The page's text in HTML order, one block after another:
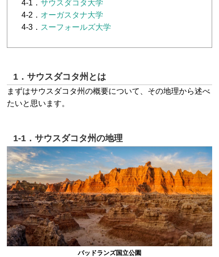
4-1． サウスダコタ大学
4-2． オーガスタナ大学
4-3． スーフォールズ大学
1．サウスダコタ州とは
まずはサウスダコタ州の概要について、その地理から述べ
たいと思います。
1-1．サウスダコタ州の地理
バッドランズ国立公園